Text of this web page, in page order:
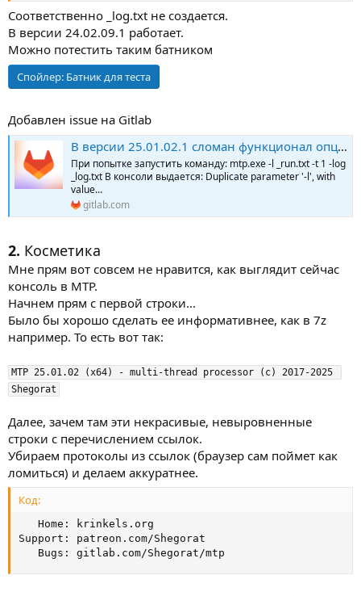
Соответственно _log.txt не создается.
В версии 24.02.09.1 работает.
Можно потестить таким батником
Спойлер: Батник для теста
Добавлен issue на Gitlab
В версии 25.01.02.1 сломан функционал опции -log (#20) · Issues · Shegorat / mtp · GitLab
При попытке запустить команду: mtp.exe -l _run.txt -t 1 -log
_log.txt В консоли выдается: Duplicate parameter '-l', with
value...
gitlab.com
2. Косметика
Мне прям вот совсем не нравится, как выглядит сейчас
консоль в MTP.
Начнем прям с первой строки...
Было бы хорошо сделать ее информативнее, как в 7z
например. То есть вот так:
MTP 25.01.02 (x64) - multi-thread processor (c) 2017-2025
Shegorat
Далее, зачем там эти некрасивые, невыровненные
строки с перечислением ссылок.
Убираем протоколы из ссылок (браузер сам поймет как
ломиться) и делаем аккуратнее.
Код:
   Home: krinkels.org
Support: patreon.com/Shegorat
   Bugs: gitlab.com/Shegorat/mtp